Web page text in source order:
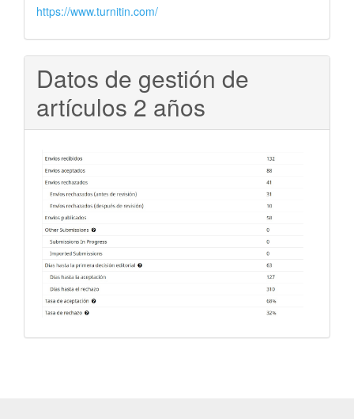
https://www.turnitin.com/
Datos de gestión de
artículos 2 años